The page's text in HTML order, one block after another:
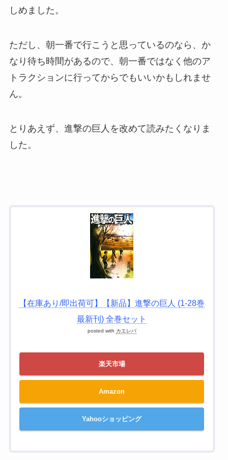
しめました。
ただし、朝一番で行こうと思っているのなら、か
なり待ち時間があるので、朝一番ではなく他のア
トラクションに行ってからでもいいかもしれませ
ん。
とりあえず、進撃の巨人を改めて読みたくなりま
した。
【在庫あり/即出荷可】【新品】進撃の巨人 (1-28巻
最新刊) 全巻セット
posted with カエレバ
楽天市場
Amazon
Yahooショッピング